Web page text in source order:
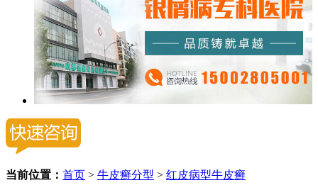
当前位置： 首页 > 牛皮癣分型 > 红皮病型牛皮癣